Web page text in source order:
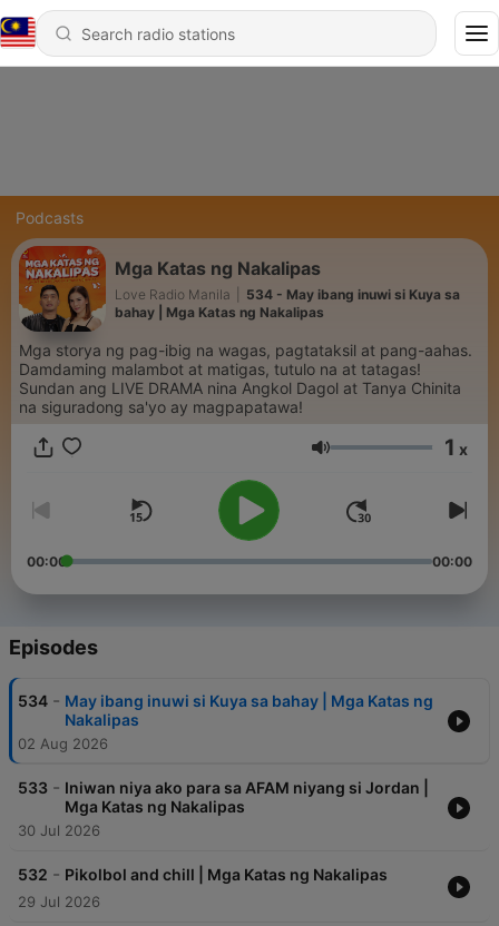
Podcasts
Mga Katas ng Nakalipas
Love Radio Manila
534 - May ibang inuwi si Kuya sa
bahay | Mga Katas ng Nakalipas
Mga storya ng pag-ibig na wagas, pagtataksil at pang-aahas.
Damdaming malambot at matigas, tutulo na at tatagas!
Sundan ang LIVE DRAMA nina Angkol Dagol at Tanya Chinita
na siguradong sa'yo ay magpapatawa!
Volume 1 x
00:00 00:00
Episodes
534 - May ibang inuwi si Kuya sa bahay | Mga Katas ng
Nakalipas
02 Aug 2026
533 - Iniwan niya ako para sa AFAM niyang si Jordan |
Mga Katas ng Nakalipas
30 Jul 2026
532 - Pikolbol and chill | Mga Katas ng Nakalipas
29 Jul 2026